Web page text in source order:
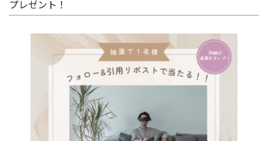
プレゼント！